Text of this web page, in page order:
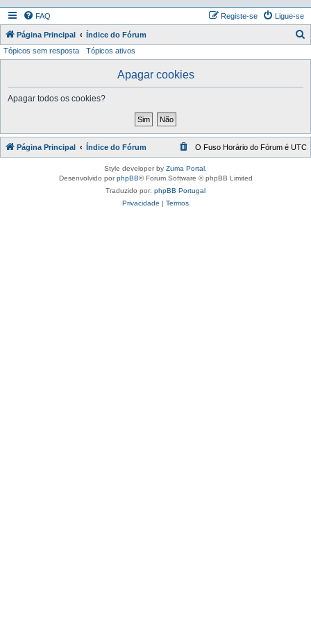
FAQ Ligue-se
Registe-se
Página Principal Índice do Fórum
s
a
Tópicos sem resposta Tópicos ativos
Apagar cookies
Apagar todos os cookies?
Página Principal Índice do Fórum O Fuso Horário do Fórum é UTC
Style developer by Zuma Portal
Desenvolvido porphpBB® Forum Software © phpBB Limited
Traduzido por: phpBB Portugal
Privacidade | Termos